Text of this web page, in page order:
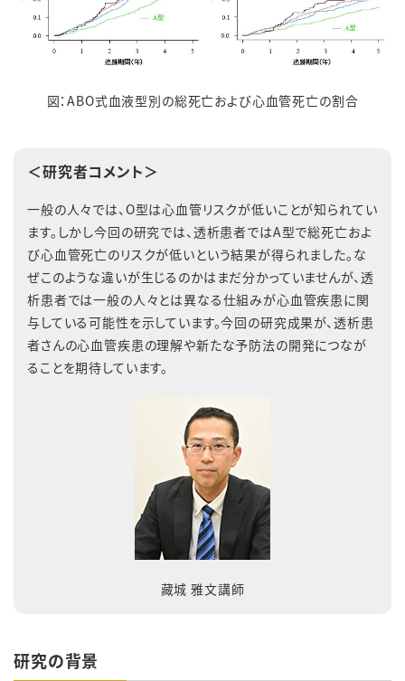
図：ABO式血液型別の総死亡および心血管死亡の割合
＜研究者コメント＞
一般の人々では、O型は心血管リスクが低いことが知られてい
ます。しかし今回の研究では、透析患者ではA型で総死亡およ
び心血管死亡のリスクが低いという結果が得られました。な
ぜこのような違いが生じるのかはまだ分かっていませんが、透
析患者では一般の人々とは異なる仕組みが心血管疾患に関
与している可能性を示しています。今回の研究成果が、透析患
者さんの心血管疾患の理解や新たな予防法の開発につなが
ることを期待しています。
藏城 雅文講師
研究の背景